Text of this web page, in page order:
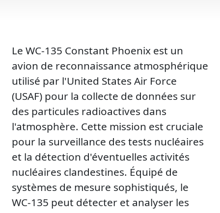
Le WC-135 Constant Phoenix est un
avion de reconnaissance atmosphérique
utilisé par l'United States Air Force
(USAF) pour la collecte de données sur
des particules radioactives dans
l'atmosphère. Cette mission est cruciale
pour la surveillance des tests nucléaires
et la détection d'éventuelles activités
nucléaires clandestines. Équipé de
systèmes de mesure sophistiqués, le
WC-135 peut détecter et analyser les